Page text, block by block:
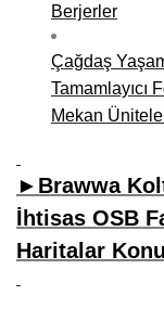
Berjerler
Çağdaş
Tamamlayıcı
Mekan
►Brawwa
İhtisas OSB
Haritalar